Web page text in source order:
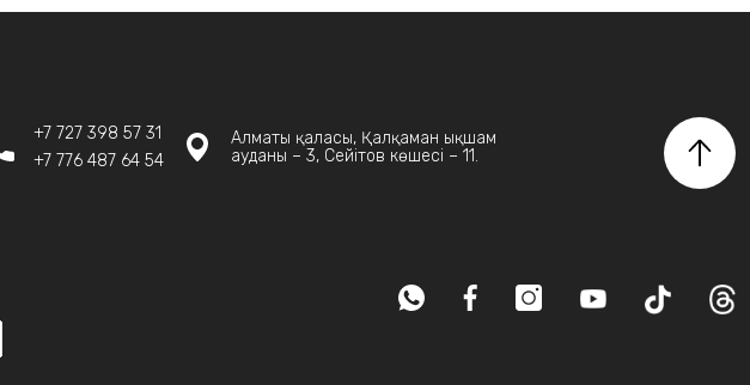
+7 727 398 57 31
+7 776 487 64 54
Алматы қаласы, Қалқаман ықшам
ауданы – 3, Сейітов көшесі – 11.